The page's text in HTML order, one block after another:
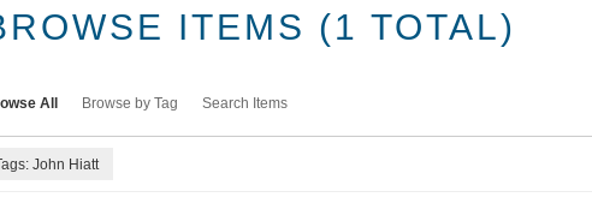
ITEMS (1 TOTAL)
All Browse by Tag Search Items
John Hiatt